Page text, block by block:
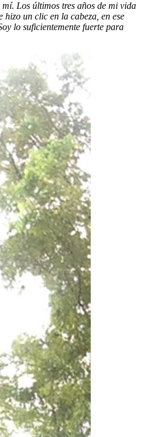
Los últimos tres años de mi vida
un clic en la cabeza, en ese
lo suficientemente fuerte para